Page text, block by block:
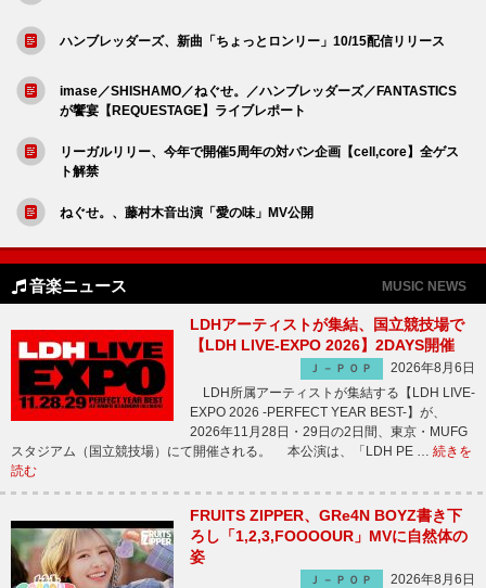
ハンブレッダーズ、新曲「ちょっとロンリー」10/15配信リリース
imase／SHISHAMO／ねぐせ。／ハンブレッダーズ／FANTASTICS
が饗宴【REQUESTAGE】ライブレポート
リーガルリリー、今年で開催5周年の対バン企画【cell,core】全ゲス
ト解禁
ねぐせ。、藤村木音出演「愛の味」MV公開
音楽ニュース MUSIC NEWS
LDHアーティストが集結、国立競技場で
【LDH LIVE-EXPO 2026】2DAYS開催
Ｊ－ＰＯＰ
2026年8月6日
LDH所属アーティストが集結する【LDH LIVE-
EXPO 2026 -PERFECT YEAR BEST-】が、
2026年11月28日・29日の2日間、東京・MUFG
スタジアム（国立競技場）にて開催される。 本公演は、「LDH PE … 続きを
読む
FRUITS ZIPPER、GRe4N BOYZ書き下
ろし「1,2,3,FOOOOUR」MVに自然体の
姿
Ｊ－ＰＯＰ
2026年8月6日